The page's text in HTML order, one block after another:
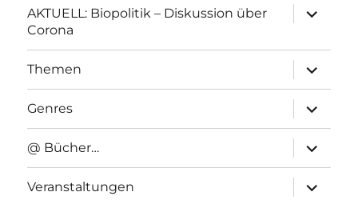
AKTUELL: Biopolitik – Diskussion über
Corona
anzeigen
Themen
anzeigen
Genres
anzeigen
@ Bücher…
anzeigen
Veranstaltungen
anzeigen